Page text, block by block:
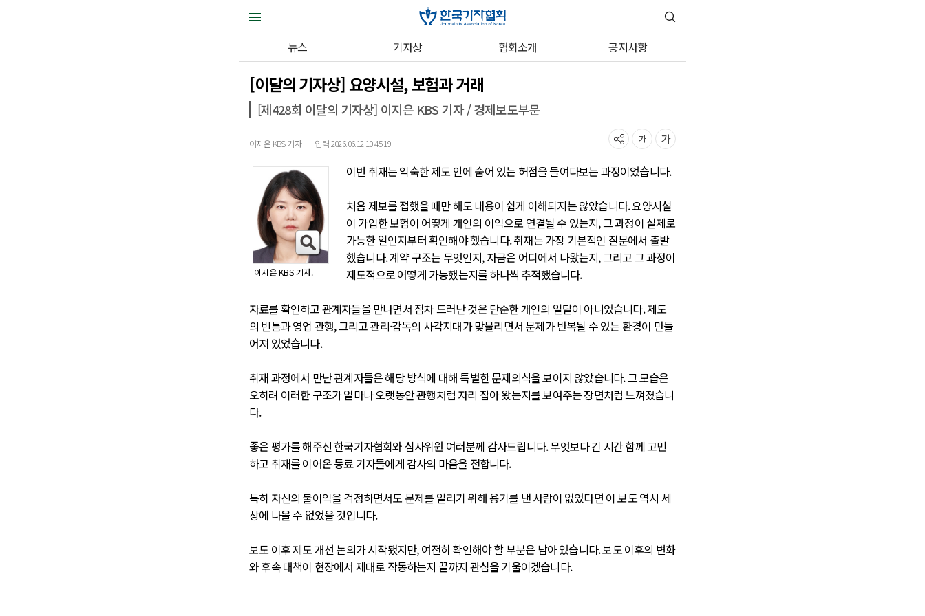
뉴스 기자상 협회소개 공지사항
[이달의 기자상] 요양시설, 보험과 거래
[제428회 이달의 기자상] 이지은 KBS 기자 / 경제보도부문
이지은 KBS 기자 ｜ 입력 2026.06.12 10:45:19
이지은 KBS 기자.
이번 취재는 익숙한 제도 안에 숨어 있는 허점을 들여다보는 과정이었습니다.
처음 제보를 접했을 때만 해도 내용이 쉽게 이해되지는 않았습니다. 요양시설
이 가입한 보험이 어떻게 개인의 이익으로 연결될 수 있는지, 그 과정이 실제로
가능한 일인지부터 확인해야 했습니다. 취재는 가장 기본적인 질문에서 출발
했습니다. 계약 구조는 무엇인지, 자금은 어디에서 나왔는지, 그리고 그 과정이
제도적으로 어떻게 가능했는지를 하나씩 추적했습니다.
자료를 확인하고 관계자들을 만나면서 점차 드러난 것은 단순한 개인의 일탈이 아니었습니다. 제도
의 빈틈과 영업 관행, 그리고 관리·감독의 사각지대가 맞물리면서 문제가 반복될 수 있는 환경이 만들
어져 있었습니다.
취재 과정에서 만난 관계자들은 해당 방식에 대해 특별한 문제의식을 보이지 않았습니다. 그 모습은
오히려 이러한 구조가 얼마나 오랫동안 관행처럼 자리 잡아 왔는지를 보여주는 장면처럼 느껴졌습니
다.
좋은 평가를 해주신 한국기자협회와 심사위원 여러분께 감사드립니다. 무엇보다 긴 시간 함께 고민
하고 취재를 이어온 동료 기자들에게 감사의 마음을 전합니다.
특히 자신의 불이익을 걱정하면서도 문제를 알리기 위해 용기를 낸 사람이 없었다면 이 보도 역시 세
상에 나올 수 없었을 것입니다.
보도 이후 제도 개선 논의가 시작됐지만, 여전히 확인해야 할 부분은 남아 있습니다. 보도 이후의 변화
와 후속 대책이 현장에서 제대로 작동하는지 끝까지 관심을 기울이겠습니다.